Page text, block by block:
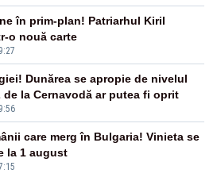
în prim-plan! Patriarhul Kiril
o nouă carte
Dunărea se apropie de nivelul
la Cernavodă ar putea fi oprit
care merg în Bulgaria! Vinieta se
la 1 august